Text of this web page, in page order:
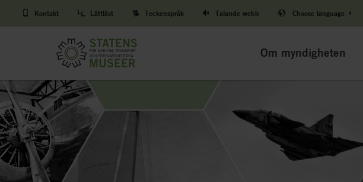
Kontakt Lättläst Teckenspråk Talande webb Choose language
Om myndigheten